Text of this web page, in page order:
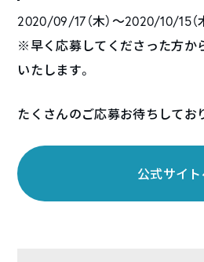
2020/09/17（木）〜2020/10/15（
※早く応募してくださった方か
いたします。
たくさんのご応募お待ちしてお
公式サイト